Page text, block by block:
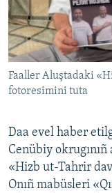
Faaller Aluştadaki
fotoresimini tuta
Daa evel haber
Cenübiy
«Hizb ut-Tahrir
Onıñ mabüsleri